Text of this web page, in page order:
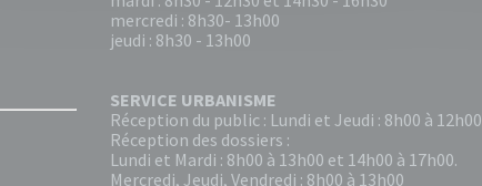
mercredi : 8h30- 13h00
jeudi : 8h30 - 13h00
SERVICE URBANISME
Réception du public : Lundi et Jeudi : 8h00 à 12h00
Réception des dossiers :
Lundi et Mardi : 8h00 à 13h00 et 14h00 à 17h00.
Mercredi, Jeudi, Vendredi : 8h00 à 13h00